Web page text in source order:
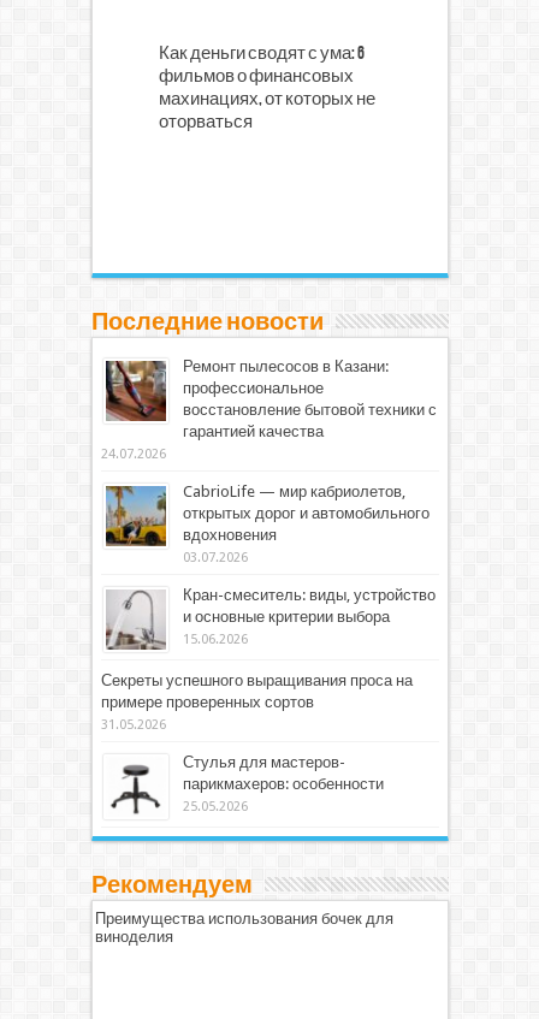
Как деньги сводят с ума: 6
фильмов о финансовых
махинациях, от которых не
оторваться
Последние новости
Ремонт пылесосов в Казани:
профессиональное
восстановление бытовой техники с
гарантией качества
24.07.2026
CabrioLife — мир кабриолетов,
открытых дорог и автомобильного
вдохновения
03.07.2026
Кран-смеситель: виды, устройство
и основные критерии выбора
15.06.2026
Секреты успешного выращивания проса на
примере проверенных сортов
31.05.2026
Стулья для мастеров-
парикмахеров: особенности
25.05.2026
Рекомендуем
Преимущества использования бочек для
виноделия